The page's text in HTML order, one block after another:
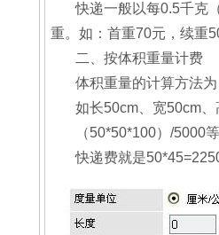
快递一般以每0.5千克
重。如：首重70元，续重
二、按体积重量计费
体积重量的计算方法
如长50cm、宽50cm
（50*50*100）/5000
快递费就是